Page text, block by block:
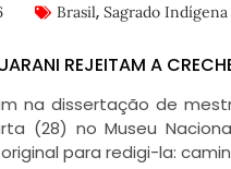
Brasil, Sagrado Indígena
REJEITAM A
na dissertação de
(28) no Museu
para redigi-la: